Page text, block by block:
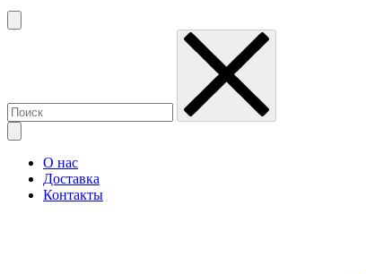
О нас
Доставка
Контакты